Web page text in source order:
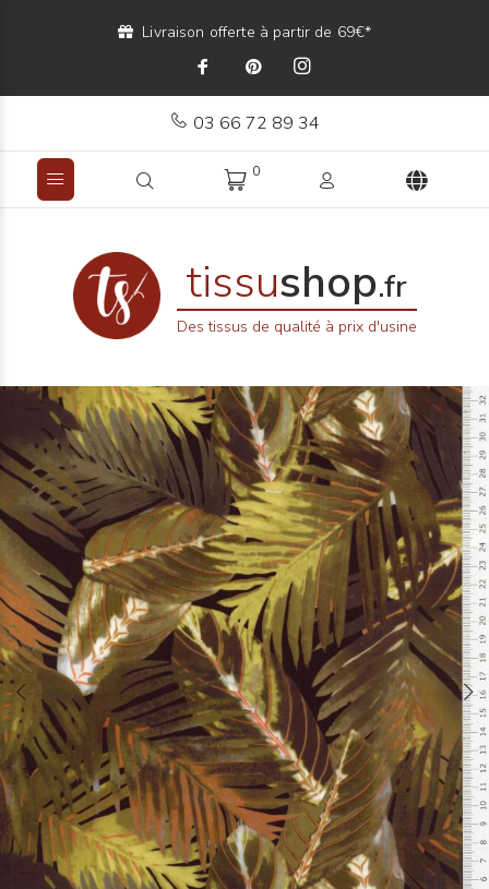
Livraison offerte à partir de 69€*
03 66 72 89 34
0
tissushop.fr
Des tissus de qualité à prix d'usine